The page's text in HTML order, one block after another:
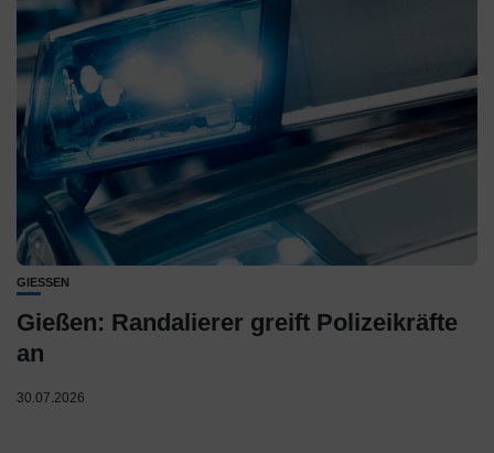
GIESSEN
Gießen: Randalierer greift Polizeikräfte
an
30.07.2026